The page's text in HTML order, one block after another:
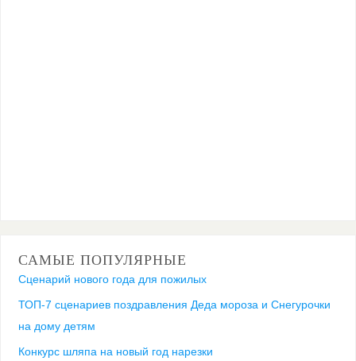
САМЫЕ ПОПУЛЯРНЫЕ
Сценарий нового года для пожилых
ТОП-7 сценариев поздравления Деда мороза и Снегурочки
на дому детям
Конкурс шляпа на новый год нарезки